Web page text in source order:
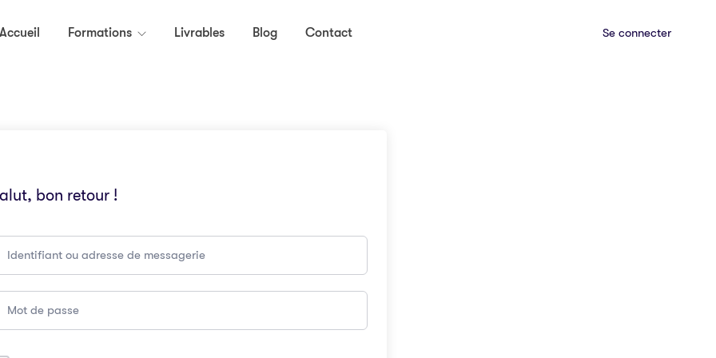
Formations Livrables Blog Contact Se connecter
bon retour !